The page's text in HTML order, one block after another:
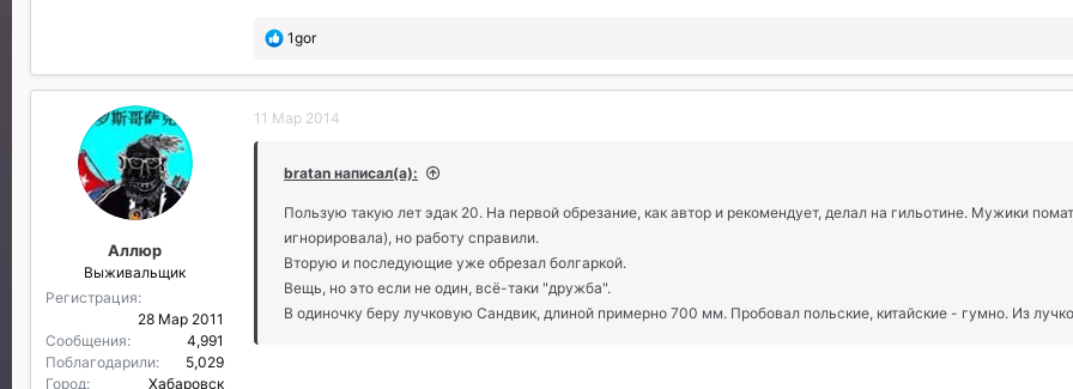
П
б
а
о
д
а
л
и
:
1gor
Аллюр
Выживальщик
Регистрация
28 Мар 2011
Сообщения
4,991
Поблагодарили
5,029
Город
Хабаровск
11 Мар 2014
bratan написал(а):
Пользую такую лет эдак 20. На первой обрезание, как автор и рекомендует, делал на гильотине. Мужики
игнорировала), но работу справили.
Вторую и последующие уже обрезал болгаркой.
Вещь, но это если не один, всё-таки "дружба".
В одиночку беру лучковую Сандвик, длиной примерно 700 мм. Пробовал польские, китайские - гумно. Из